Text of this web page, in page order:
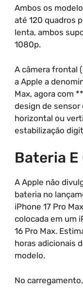
Ambos os
até 120 quadros
lenta, ambos
1080p.
A câmera frontal
a Apple a
Max, agora com
design de
horizontal ou
estabilização
Bateria
A Apple não
bateria no
iPhone 17 Pro
colocada em um
16 Pro Max.
horas adicionais
modelo.
No